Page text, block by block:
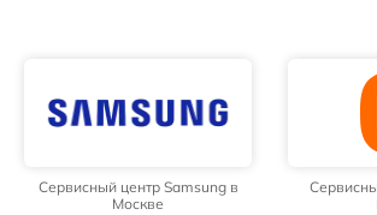
Сервисный центр Samsung в
Москве